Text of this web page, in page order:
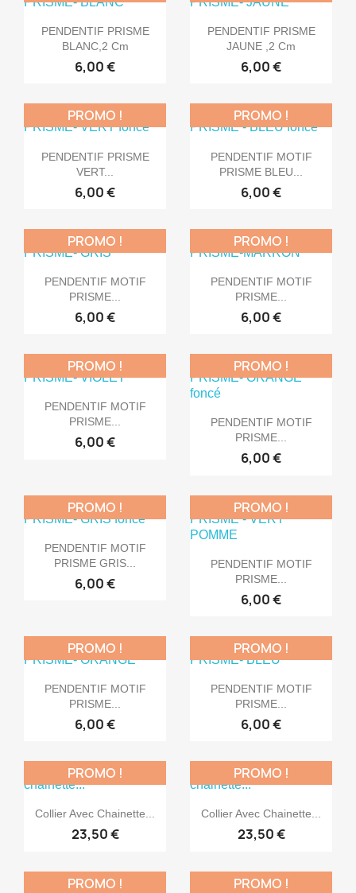
Aperçu rapide
PENDENTIF PRISME
BLANC,2 Cm
6,00 €
Aperçu rapide
PENDENTIF PRISME
JAUNE ,2 Cm
6,00 €
Aperçu rapide
PENDENTIF PRISME
VERT...
6,00 €
PROMO !
Aperçu rapide
PENDENTIF MOTIF
PRISME BLEU...
6,00 €
PROMO !
Aperçu rapide
PENDENTIF MOTIF
PRISME...
6,00 €
PROMO !
Aperçu rapide
PENDENTIF MOTIF
PRISME...
6,00 €
PROMO !
Aperçu rapide
PENDENTIF MOTIF
PRISME...
6,00 €
PROMO !
Aperçu rapide
PENDENTIF MOTIF
PRISME...
6,00 €
PROMO !
Aperçu rapide
PENDENTIF MOTIF
PRISME GRIS...
6,00 €
PROMO !
Aperçu rapide
PENDENTIF MOTIF
PRISME...
6,00 €
PROMO !
Aperçu rapide
PENDENTIF MOTIF
PRISME...
6,00 €
PROMO !
Aperçu rapide
PENDENTIF MOTIF
PRISME...
6,00 €
PROMO !
Aperçu rapide
Collier Avec Chainette...
23,50 €
PROMO !
Aperçu rapide
Collier Avec Chainette...
23,50 €
PROMO !
PROMO ! PROMO !